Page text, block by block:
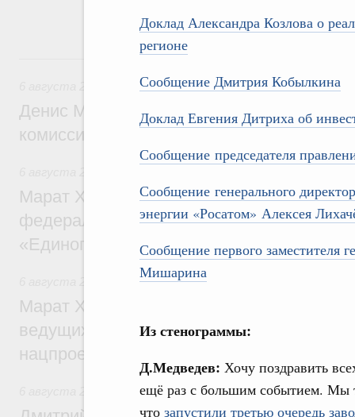
Доклад Александра Козлова о
регионе
Сообщение Дмитрия Кобылкина
Доклад Евгения Дитриха об
Сообщение председателя
Сообщение генерального
энергии «Росатом» Алексея
Сообщение первого заместителя
Мишарина
Из стенограммы:
Д.Медведев: Хочу поздравить
ещё раз с большим событием. Мы
что запустили третью очередь
рынка.
Общие вопросы промышленной политики
Денис Мантуров провёл заседание
комиссии по промышленности
Марат Хуснуллин: Более 130
федерального значения построено под
«Единого заказчика»
Национальный проект «Инфраструктура
Марат Хуснуллин: Порядка 200
ведущих к спортивным объектам,
нацпроекту «Инфраструктура для
Молодёжная политика